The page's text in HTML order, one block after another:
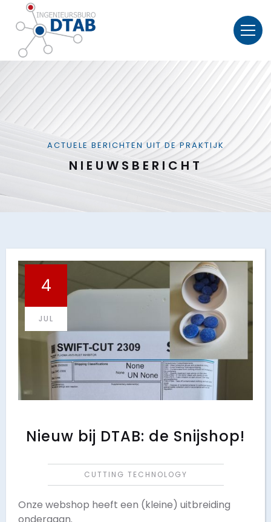
ACTUELE BERICHTEN UIT DE PRAKTIJK
NIEUWSBERICHT
4
JUL
Nieuw bij DTAB: de Snijshop!
CUTTING TECHNOLOGY
Onze webshop heeft een (kleine) uitbreiding